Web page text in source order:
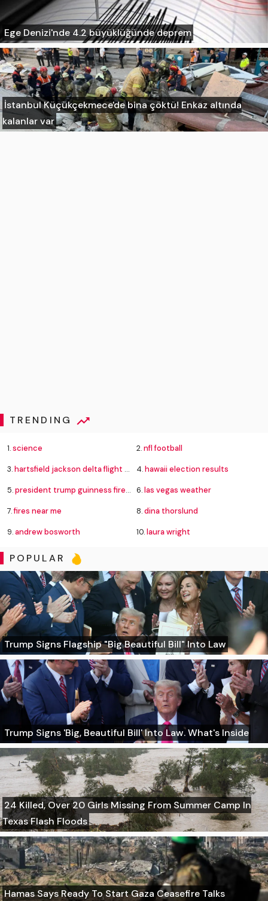
Ege Denizi'nde 4.2 büyüklüğünde deprem
İstanbul Küçükçekmece'de bina çöktü! Enkaz altında
kalanlar var
TRENDING
1.science 2.nfl football
3.hartsfield jackson delta flight emergency 4.hawaii election results
5.president trump guinness fireworks record 6.las vegas weather
7.fires near me 8.dina thorslund
9.andrew bosworth 10.laura wright
POPULAR
Trump Signs Flagship "Big Beautiful Bill" Into Law
Trump Signs 'Big, Beautiful Bill' Into Law. What's Inside
24 Killed, Over 20 Girls Missing From Summer Camp In
Texas Flash Floods
Hamas Says Ready To Start Gaza Ceasefire Talks